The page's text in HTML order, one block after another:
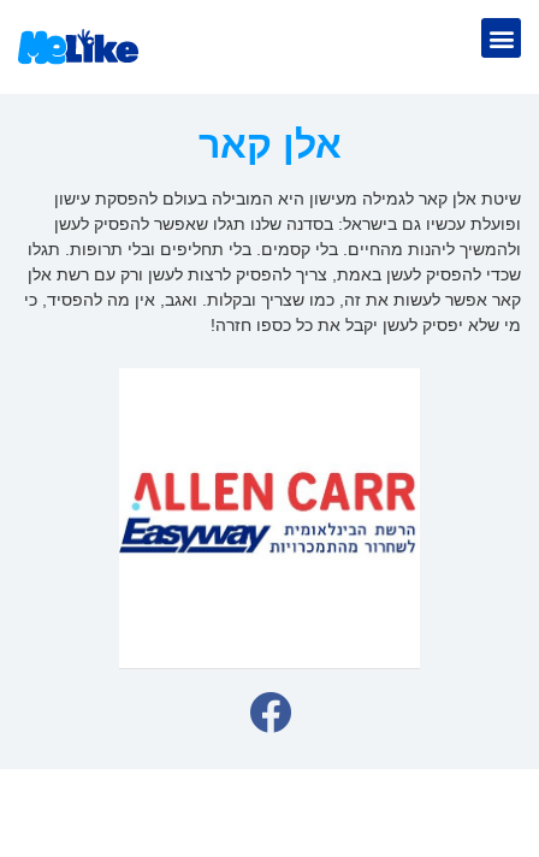
אלן קאר
שיטת אלן קאר לגמילה מעישון היא המובילה בעולם להפסקת עישון
ופועלת עכשיו גם בישראל: בסדנה שלנו תגלו שאפשר להפסיק לעשן
ולהמשיך ליהנות מהחיים. בלי קסמים. בלי תחליפים ובלי תרופות. תגלו
שכדי להפסיק לעשן באמת, צריך להפסיק לרצות לעשן ורק עם רשת אלן
קאר אפשר לעשות את זה, כמו שצריך ובקלות. ואגב, אין מה להפסיד, כי
מי שלא יפסיק לעשן יקבל את כל כספו חזרה!